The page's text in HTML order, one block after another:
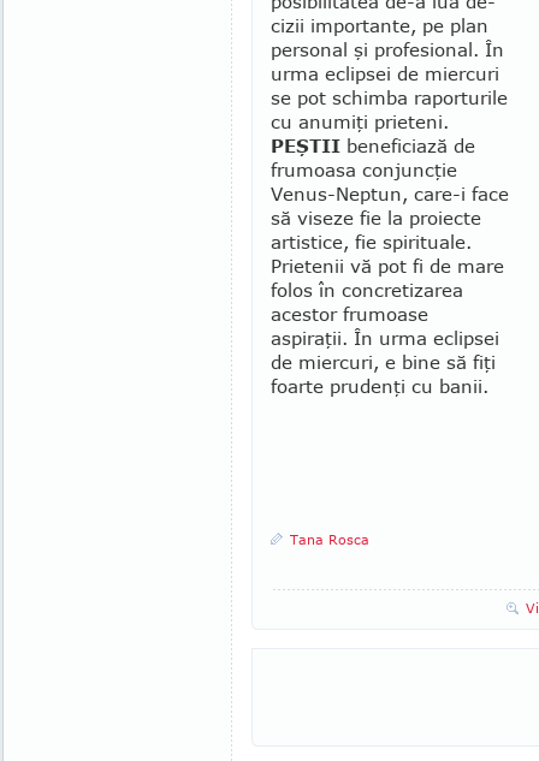
cizii importante, pe plan
personal şi pro­fesional. În
urma eclipsei de miercuri
se pot schim­ba raporturile
cu anumiţi prieteni.
PEŞTII beneficiază de
frumoasa con­junc­ţie
Venus-Neptun, care-i face
să viseze fie la proiecte
artistice, fie spi­ri­tua­le.
Prietenii vă pot fi de mare
folos în concretizarea
aces­tor frumoase
aspiraţii. În urma eclipsei
de miercuri, e bine să fiţi
foarte prudenţi cu banii.
Tana Rosca